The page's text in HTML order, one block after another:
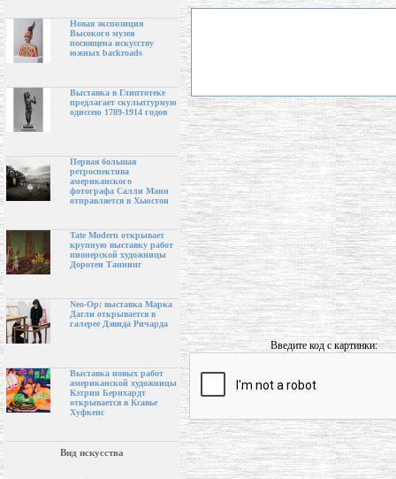
Новая экспозиция
Высокого музея
посвящена искусству
южных backroads
Выставка в Глиптотеке
предлагает скульптурную
одиссею 1789-1914 годов
Первая большая
ретроспектива
американского
фотографа Салли Манн
отправляется в Хьюстон
Tate Modern открывает
крупную выставку работ
пионерской художницы
Доротеи Таннинг
Neo-Op: выставка Марка
Дагли открывается в
галерее Дэвида Ричарда
Выставка новых работ
американской художницы
Кэтрин Бернхардт
открывается в Ксавье
Хуфкенс
Вид искусства
Введите код с картинки: